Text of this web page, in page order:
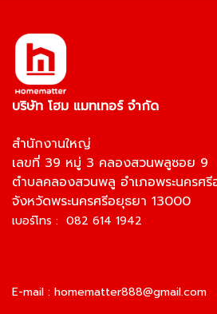
บริษัท โฮม แมทเทอร์ จำกัด
สำนักงานใหญ่
เลขที่ 39 หมู่ 3 คลองสวนพลูซอย 9
ตำบลคลองสวนพลู อำเภอพระนครศรี
จังหวัดพระนครศรีอยุธยา 13000
เบอร์โทร : 082 614 1942
E-mail : homematter888@gmail.com